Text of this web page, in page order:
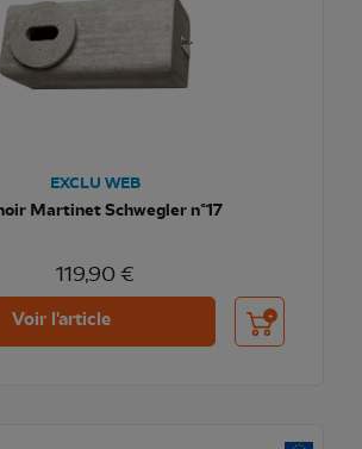
EXCLU WEB
Martinet Schwegler n°17
119,90 €
Voir l'article Ajouter au